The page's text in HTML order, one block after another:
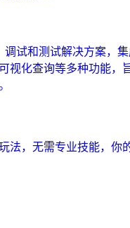
调试和测试解决方案，
视化查询等多种功能，
法，无需专业技能，你